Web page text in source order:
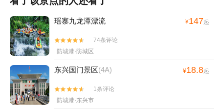
瑶寨九龙潭漂流 ¥147起


74条评论
防城港·防城区
东兴国门景区(4A) ¥18.8起


1条评论
防城港·东兴市